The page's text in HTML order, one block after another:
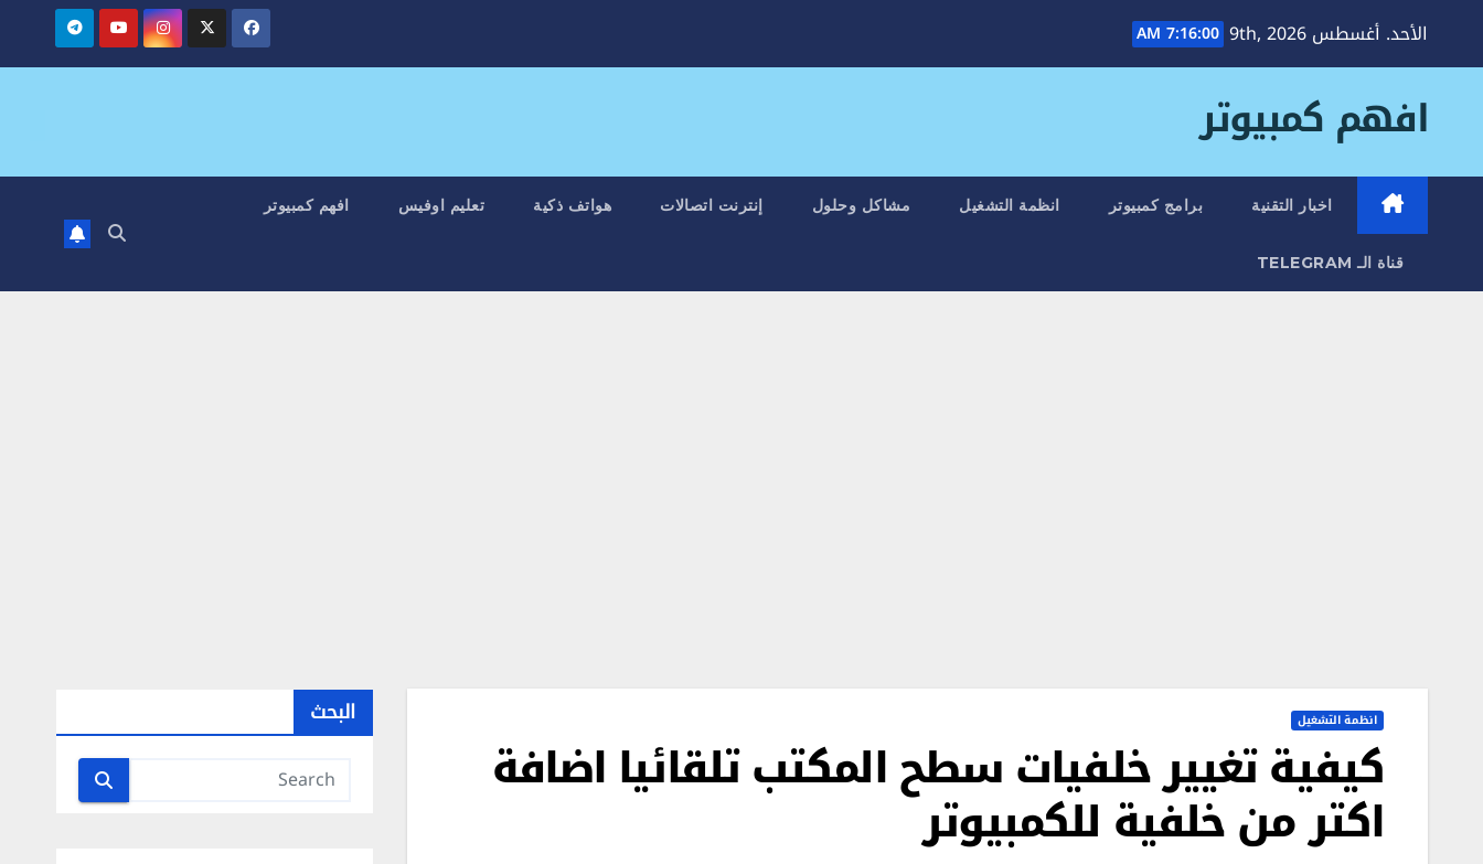
الأحد. أغسطس 9th, 2026 7:16:01 AM
افهم كمبيوتر
اخبار التقنية برامج كمبيوتر انظمة التشغيل مشاكل وحلول إنترنت اتصالات هواتف ذكية تعليم اوفيس افهم كمبيوتر
قناة الـ TELEGRAM
انظمة التشغيل
كيفية تغيير خلفيات سطح المكتب تلقائيا اضافة
اكتر من خلفية للكمبيوتر
البحث